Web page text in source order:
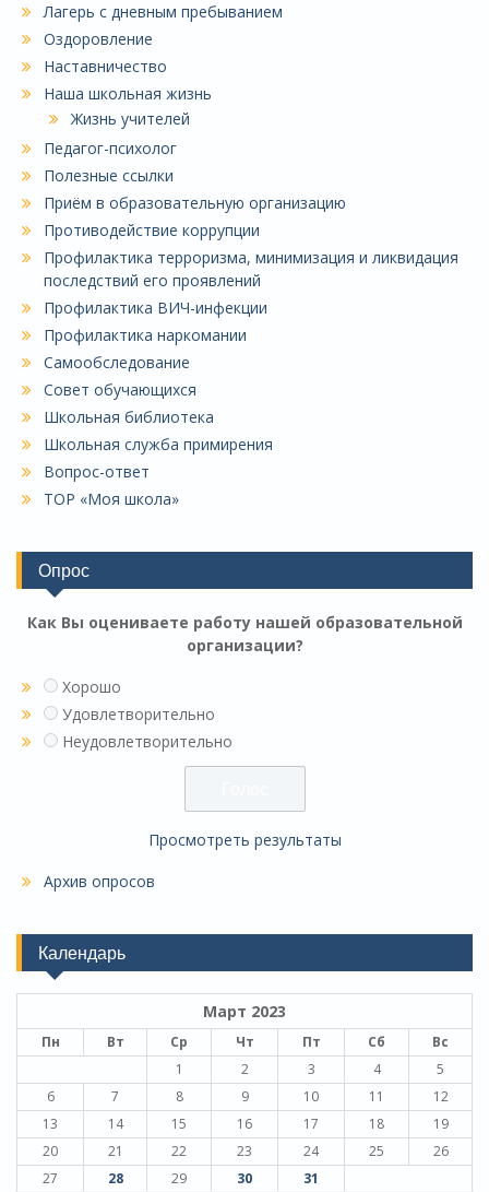
Лагерь с дневным пребыванием
Оздоровление
Наставничество
Наша школьная жизнь
Жизнь учителей
Педагог-психолог
Полезные ссылки
Приём в образовательную организацию
Противодействие коррупции
Профилактика терроризма, минимизация и ликвидация
последствий его проявлений
Профилактика ВИЧ-инфекции
Профилактика наркомании
Самообследование
Совет обучающихся
Школьная библиотека
Школьная служба примирения
Вопрос-ответ
ТОР «Моя школа»
Опрос
Как Вы оцениваете работу нашей образовательной
организации?
Хорошо
Удовлетворительно
Неудовлетворительно
Просмотреть результаты
Архив опросов
Календарь
Март 2023
Пн Вт Ср Чт Пт Сб
Вс
1
2 3 4
5
6
7 8 9 10 11
12
13
14 15 16 17 18
19
20
21 22 23 24 25
26
27
28 29 30 31